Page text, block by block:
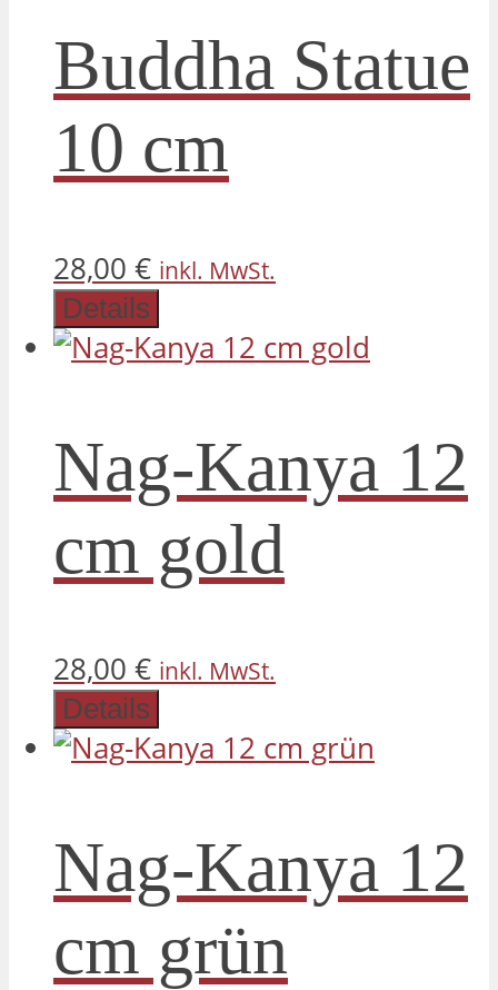
Buddha Statue
10 cm
28,00 € inkl. MwSt.
Details
Nag-Kanya 12
cm gold
28,00 € inkl. MwSt.
Details
Nag-Kanya 12
cm grün